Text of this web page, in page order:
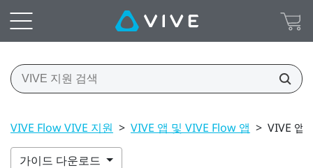
VIVE Flow VIVE 지원 > VIVE 앱 및 VIVE Flow 앱 > VIVE 앱
가이드 다운로드